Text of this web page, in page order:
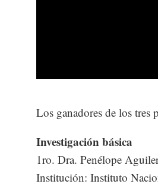
Los ganadores de los tres
Investigación básica
1ro. Dra. Penélope
Institución: Instituto